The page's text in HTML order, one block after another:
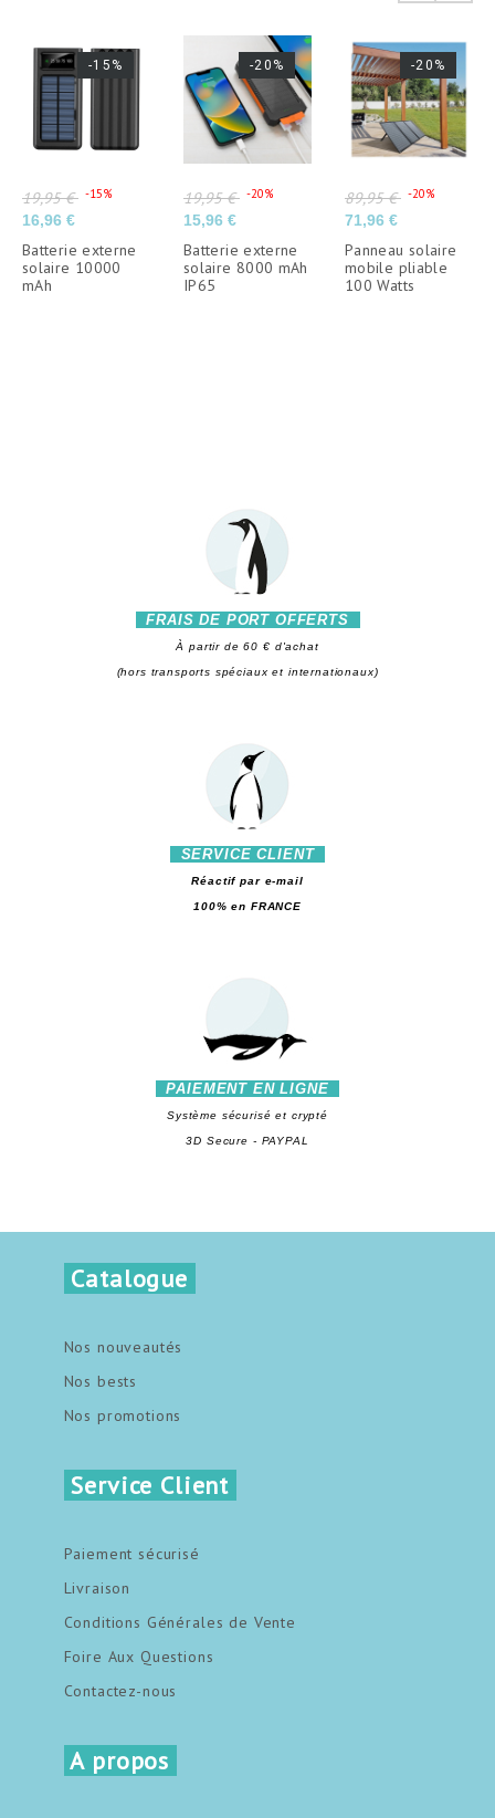
-15%
Prix de base
19,95 € -15%
Prix
16,96 €
Batterie externe
solaire 10000
mAh
-20%
Prix de base
19,95 € -20%
Prix
15,96 €
Batterie externe
solaire 8000 mAh
IP65
-20%
Prix de base
89,95 € -20%
Prix
71,96 €
Panneau solaire
mobile pliable
100 Watts
FRAIS DE PORT OFFERTS
À partir de 60 € d'achat
(hors transports spéciaux et internationaux)
SERVICE CLIENT
Réactif par e-mail
100% en FRANCE
PAIEMENT EN LIGNE
Système sécurisé et crypté
3D Secure - PAYPAL
Catalogue
Nos nouveautés
Nos bests
Nos promotions
Service Client
Paiement sécurisé
Livraison
Conditions Générales de Vente
Foire Aux Questions
Contactez-nous
A propos